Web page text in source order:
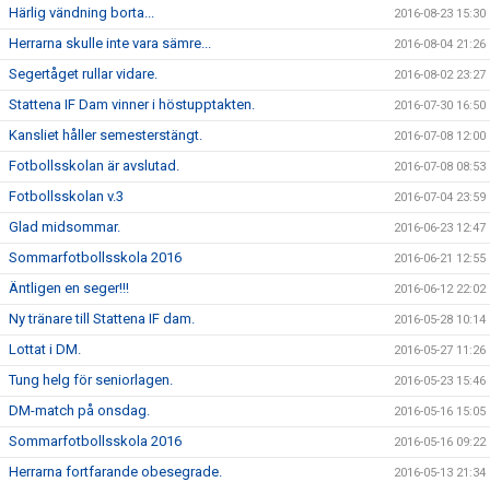
Härlig vändning borta... 2016-08-23 15:30
Herrarna skulle inte vara sämre... 2016-08-04 21:26
Segertåget rullar vidare. 2016-08-02 23:27
Stattena IF Dam vinner i höstupptakten. 2016-07-30 16:50
Kansliet håller semesterstängt. 2016-07-08 12:00
Fotbollsskolan är avslutad. 2016-07-08 08:53
Fotbollsskolan v.3 2016-07-04 23:59
Glad midsommar. 2016-06-23 12:47
Sommarfotbollsskola 2016 2016-06-21 12:55
Äntligen en seger!!! 2016-06-12 22:02
Ny tränare till Stattena IF dam. 2016-05-28 10:14
Lottat i DM. 2016-05-27 11:26
Tung helg för seniorlagen. 2016-05-23 15:46
DM-match på onsdag. 2016-05-16 15:05
Sommarfotbollsskola 2016 2016-05-16 09:22
Herrarna fortfarande obesegrade. 2016-05-13 21:34